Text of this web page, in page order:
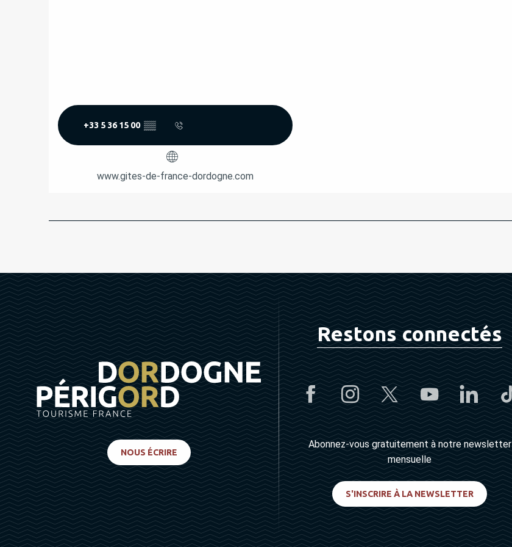
+33 5 36 15 00 ▒▒
www.gites-de-france-dordogne.com
NOUS ÉCRIRE
Restons connectés
Abonnez-vous gratuitement à notre newsletter
mensuelle
S'INSCRIRE À LA NEWSLETTER